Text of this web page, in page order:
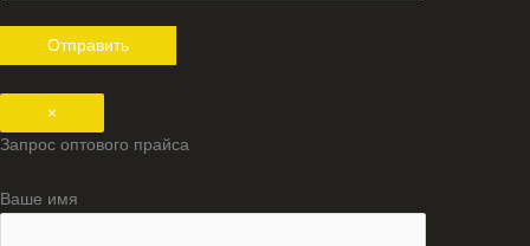
×
Запрос оптового прайса
Ваше имя